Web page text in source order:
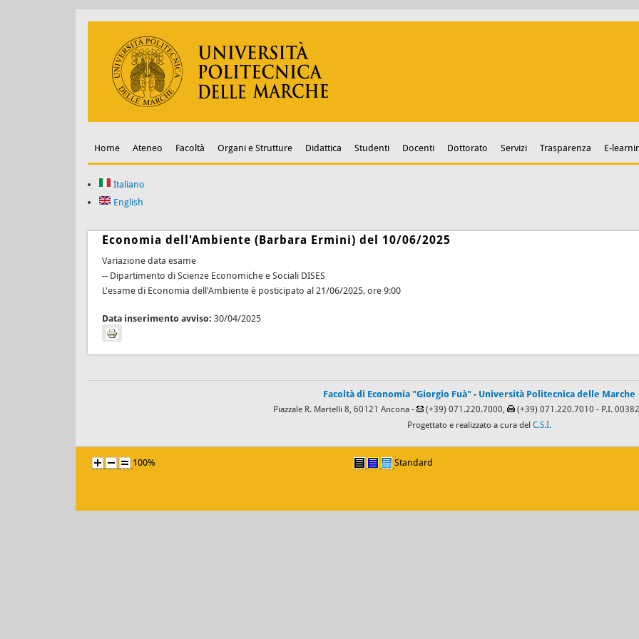
Home Ateneo Facoltà Organi e Strutture Didattica Studenti Docenti Dottorato Servizi Trasparenza E-
Italiano
English
Economia dell'Ambiente (Barbara Ermini) del 10/06/2025
Variazione data esame
-- Dipartimento di Scienze Economiche e Sociali DISES
L'esame di Economia dell'Ambiente è posticipato al 21/06/2025, ore 9:00
Data inserimento avviso: 30/04/2025
Facoltà di Economia "Giorgio Fuà" - Università Politecnica delle Marche
Piazzale R. Martelli 8, 60121 Ancona - (+39) 071.220.7000, (+39) 071.220.7010 - P.I.
Progettato e realizzato a cura del C.S.I.
100% Standard